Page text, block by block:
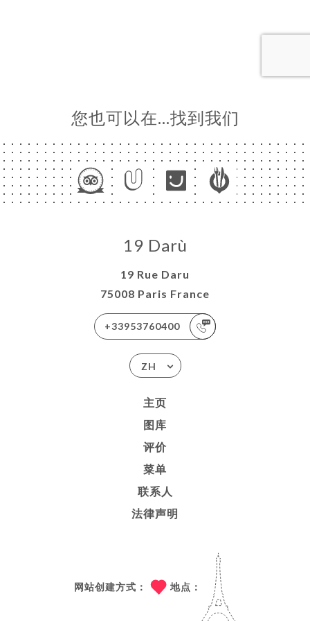
您也可以在…找到我们
19 Darù
19 Rue Daru
75008 Paris France
+33953760400
ZH
主页
图库
评价
菜单
联系人
法律声明
网站创建方式： 地点：